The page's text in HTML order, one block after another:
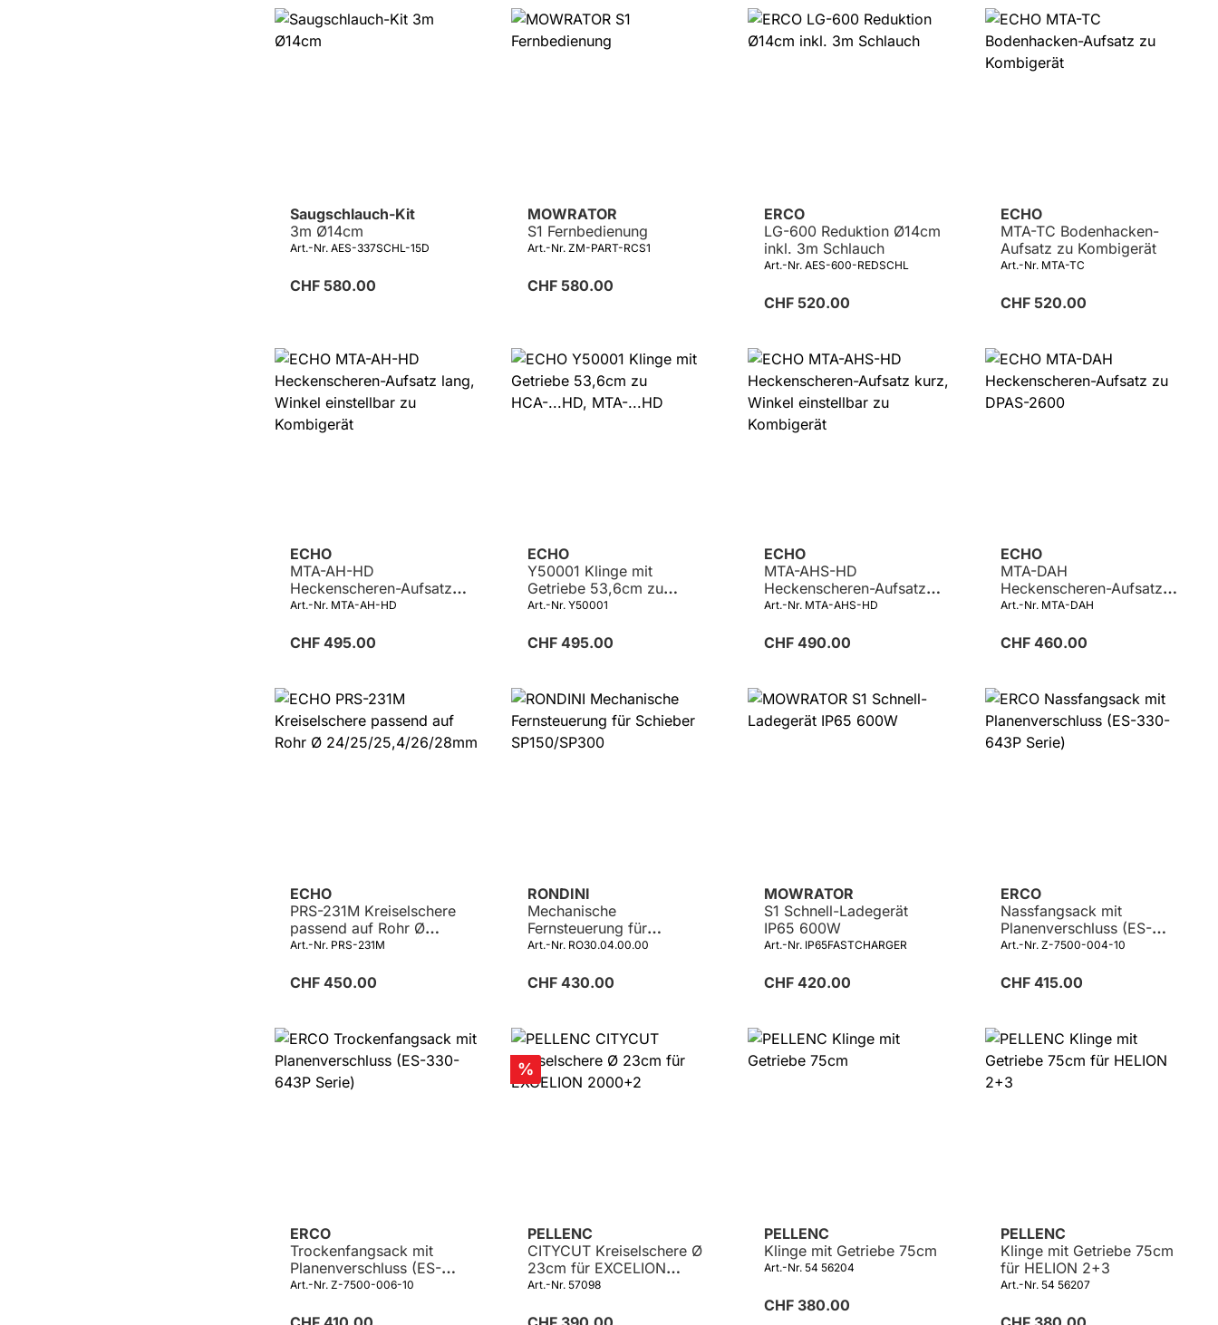
Saugschlauch-Kit
3m Ø14cm
Art.-Nr. AES-337SCHL-15D
CHF 580.00
MOWRATOR
S1 Fernbedienung
Art.-Nr. ZM-PART-RCS1
CHF 580.00
ERCO
LG-600 Reduktion Ø14cm
inkl. 3m Schlauch
Art.-Nr. AES-600-REDSCHL
CHF 520.00
ECHO
MTA-TC Bodenhacken-
Aufsatz zu Kombigerät
Art.-Nr. MTA-TC
CHF 520.00
ECHO
MTA-AH-HD
Heckenscheren-Aufsatz
lang, Winkel einstellbar
Art.-Nr. MTA-AH-HD
CHF 495.00
ECHO
Y50001 Klinge mit
Getriebe 53,6cm zu
HCA-...HD, MTA-...HD
Art.-Nr. Y50001
CHF 495.00
ECHO
MTA-AHS-HD
Heckenscheren-Aufsatz
kurz, Winkel einstellbar
Art.-Nr. MTA-AHS-HD
CHF 490.00
ECHO
MTA-DAH
Heckenscheren-Aufsatz
zu DPAS-2600
Art.-Nr. MTA-DAH
CHF 460.00
ECHO
PRS-231M Kreiselschere
passend auf Rohr Ø
24/25/25,4/26/28mm
Art.-Nr. PRS-231M
CHF 450.00
RONDINI
Mechanische
Fernsteuerung für
Schieber SP150/SP300
Art.-Nr. RO30.04.00.00
CHF 430.00
MOWRATOR
S1 Schnell-Ladegerät
IP65 600W
Art.-Nr. IP65FASTCHARGER
CHF 420.00
ERCO
Nassfangsack mit
Planenverschluss (ES-
330-643P Serie)
Art.-Nr. Z-7500-004-10
CHF 415.00
ERCO
Trockenfangsack mit
Planenverschluss (ES-
330-643P Serie)
Art.-Nr. Z-7500-006-10
Rabatt
%
PELLENC
CITYCUT Kreiselschere Ø
23cm für EXCELION
2000+2
Art.-Nr. 57098
PELLENC
Klinge mit Getriebe 75cm
Art.-Nr. 54 56204
CHF 380.00
PELLENC
Klinge mit Getriebe 75cm
für HELION 2+3
Art.-Nr. 54 56207